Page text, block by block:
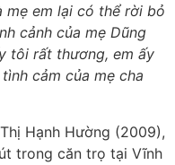
mẹ em lại có thể rời bỏ
cảnh của mẹ Dũng
tôi rất thương, em ấy
cảm của mẹ cha
Hạnh Hường (2009),
trong căn trọ tại Vĩnh